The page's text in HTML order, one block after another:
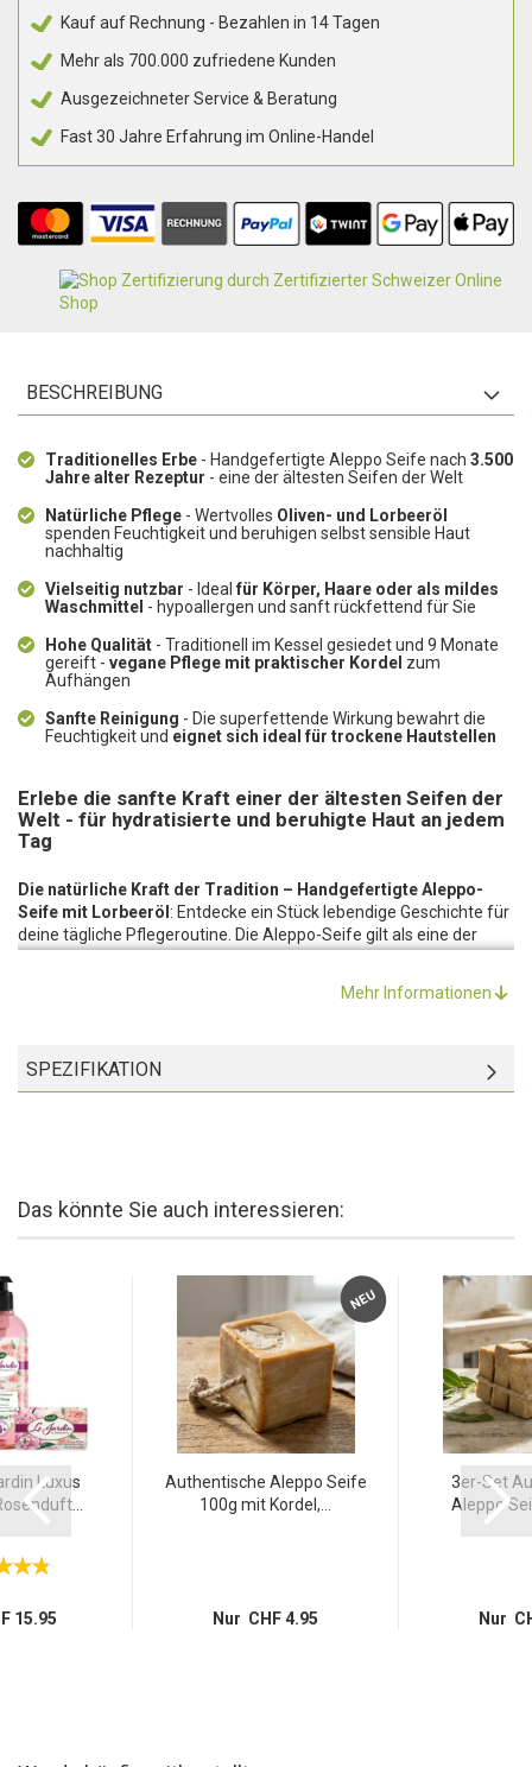
Kauf auf Rechnung - Bezahlen in 14 Tagen
Mehr als 700.000 zufriedene Kunden
Ausgezeichneter Service & Beratung
Fast 30 Jahre Erfahrung im Online-Handel
BESCHREIBUNG
Traditionelles Erbe - Handgefertigte Aleppo Seife nach 3.500
Jahre alter Rezeptur - eine der ältesten Seifen der Welt
Natürliche Pflege - Wertvolles Oliven- und Lorbeeröl
spenden Feuchtigkeit und beruhigen selbst sensible Haut
nachhaltig
Vielseitig nutzbar - Ideal für Körper, Haare oder als mildes
Waschmittel - hypoallergen und sanft rückfettend für Sie
Hohe Qualität - Traditionell im Kessel gesiedet und 9 Monate
gereift - vegane Pflege mit praktischer Kordel zum
Aufhängen
Sanfte Reinigung - Die superfettende Wirkung bewahrt die
Feuchtigkeit und eignet sich ideal für trockene Hautstellen
Erlebe die sanfte Kraft einer der ältesten Seifen der
Welt - für hydratisierte und beruhigte Haut an jedem
Tag
Die natürliche Kraft der Tradition – Handgefertigte Aleppo-
Seife mit Lorbeeröl : Entdecke ein Stück lebendige Geschichte für
deine tägliche Pflegeroutine. Die Aleppo-Seife gilt als eine der
handgefertigten Naturseife holst du dir ein authentisches Stück
ideal aufhängen, sodass sie optimal trocknen kann und dir
besonders lange erhalten bleibt.
Während das Olivenöl deine Haut reinigt und pflegt, entfaltet das
enthaltene Lorbeeröl seine wohltuenden und beruhigenden
unterstützt deine Haut dabei, ihre natürliche Feuchtigkeit zu
Mehr Informationen
SPEZIFIKATION
Das könnte Sie auch interessieren:
Luxus
15.95
NEU
Authentische Aleppo Seife
100g mit Kordel,...
Nur CHF 4.95
3er-Set
Aleppo
Nur